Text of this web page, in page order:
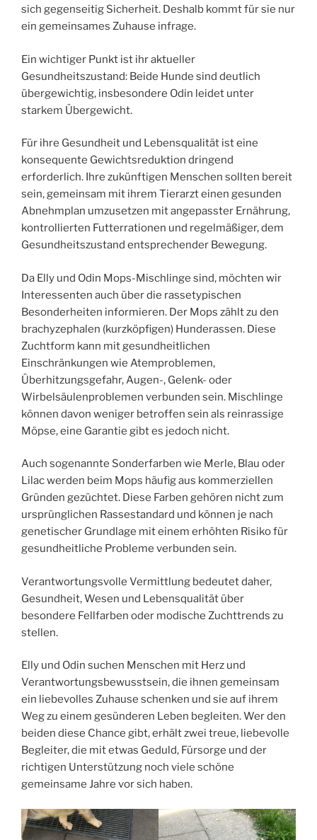
sich gegenseitig Sicherheit. Deshalb kommt für sie nur
ein gemeinsames Zuhause infrage.
Ein wichtiger Punkt ist ihr aktueller
Gesundheitszustand: Beide Hunde sind deutlich
übergewichtig, insbesondere Odin leidet unter
starkem Übergewicht.
Für ihre Gesundheit und Lebensqualität ist eine
konsequente Gewichtsreduktion dringend
erforderlich. Ihre zukünftigen Menschen sollten bereit
sein, gemeinsam mit ihrem Tierarzt einen gesunden
Abnehmplan umzusetzen mit angepasster Ernährung,
kontrollierten Futterrationen und regelmäßiger, dem
Gesundheitszustand entsprechender Bewegung.
Da Elly und Odin Mops-Mischlinge sind, möchten wir
Interessenten auch über die rassetypischen
Besonderheiten informieren. Der Mops zählt zu den
brachyzephalen (kurzköpfigen) Hunderassen. Diese
Zuchtform kann mit gesundheitlichen
Einschränkungen wie Atemproblemen,
Überhitzungsgefahr, Augen-, Gelenk- oder
Wirbelsäulenproblemen verbunden sein. Mischlinge
können davon weniger betroffen sein als reinrassige
Möpse, eine Garantie gibt es jedoch nicht.
Auch sogenannte Sonderfarben wie Merle, Blau oder
Lilac werden beim Mops häufig aus kommerziellen
Gründen gezüchtet. Diese Farben gehören nicht zum
ursprünglichen Rassestandard und können je nach
genetischer Grundlage mit einem erhöhten Risiko für
gesundheitliche Probleme verbunden sein.
Verantwortungsvolle Vermittlung bedeutet daher,
Gesundheit, Wesen und Lebensqualität über
besondere Fellfarben oder modische Zuchttrends zu
stellen.
Elly und Odin suchen Menschen mit Herz und
Verantwortungsbewusstsein, die ihnen gemeinsam
ein liebevolles Zuhause schenken und sie auf ihrem
Weg zu einem gesünderen Leben begleiten. Wer den
beiden diese Chance gibt, erhält zwei treue, liebevolle
Begleiter, die mit etwas Geduld, Fürsorge und der
richtigen Unterstützung noch viele schöne
gemeinsame Jahre vor sich haben.